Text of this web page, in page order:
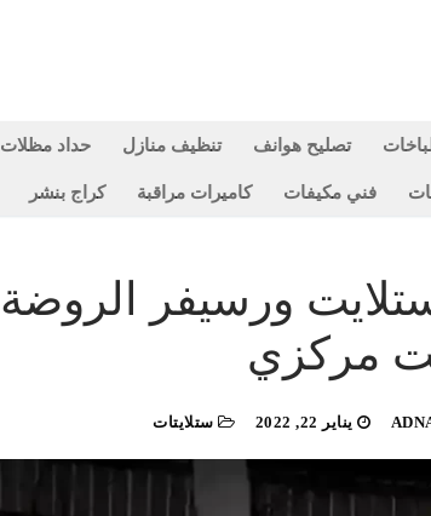
تصليح هوانف تنظيف منازل حداد مظلات
فني مكيفات كاميرات مراقبة كراج بنشر
مركزي
يناير 22, 2022 ستلايتات